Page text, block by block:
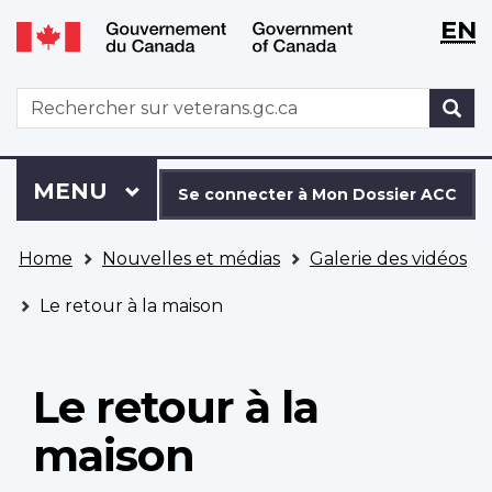
Aller
au
principal
Passer
à
version
HTML
simplifiée
WxT
WxTEN
WxT
Search
form
connecter
à
Dossier
ACC
Se connecter à Mon Dossier ACC
Menu
MENU PRINCIPAL
êtes
ici
Home Nouvelles et médias Galerie des vidéos
Le retour à la maison
Le retour à la
maison